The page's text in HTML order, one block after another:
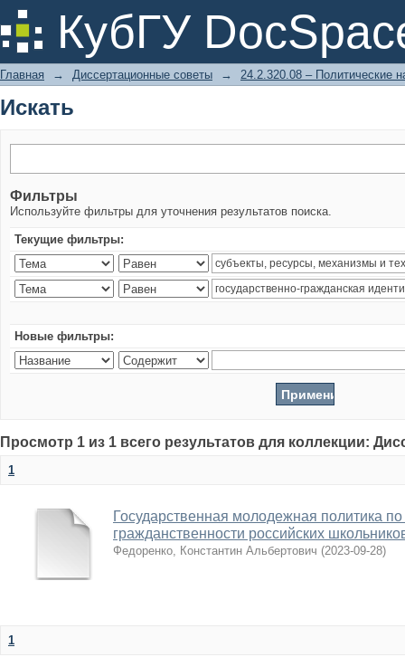
КубГУ
Искать
Главная → Диссертационные советы → 24.2.320.08 – Политические
Искать
Фильтры
Используйте фильтры для уточнения результатов поиска.
Текущие фильтры:
Новые фильтры:
Просмотр 1 из 1 всего результатов для коллекции:
1
Государственная молодежная политика
гражданственности российских
Федоренко, Константин Альбертович (2023-09-28)
1